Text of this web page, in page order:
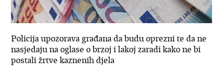
Policija upozorava građana da budu oprezni te da ne
nasjedaju na oglase o brzoj i lakoj zaradi kako ne bi
postali žrtve kaznenih djela